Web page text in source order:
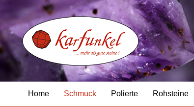
Home Schmuck Polierte Rohsteine